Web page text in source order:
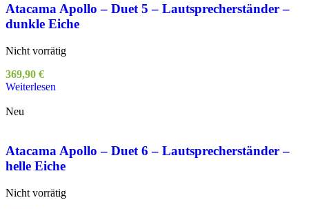
Atacama Apollo – Duet 5 – Lautsprecherständer –
dunkle Eiche
Nicht vorrätig
369,90 €
Weiterlesen
Neu
Atacama Apollo – Duet 6 – Lautsprecherständer –
helle Eiche
Nicht vorrätig